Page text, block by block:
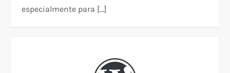
especialmente para […]